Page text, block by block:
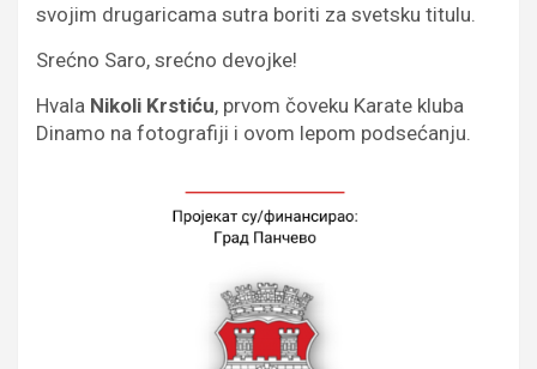
svojim drugaricama sutra boriti za svetsku titulu.
Srećno Saro, srećno devojke!
Hvala Nikoli Krstiću, prvom čoveku Karate kluba
Dinamo na fotografiji i ovom lepom podsećanju.